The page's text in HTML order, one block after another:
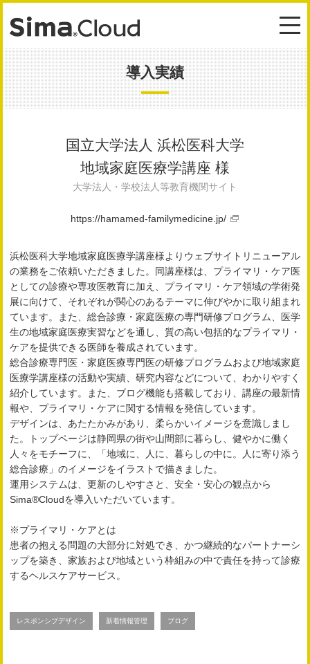
導入実績
国立大学法人 浜松医科大学
地域家庭医療学講座 様
大学法人・学校法人等教育機関サイト
https://hamamed-familymedicine.jp/
浜松医科大学地域家庭医療学講座様よりウェブサイトリニューアル
の業務をご依頼いただきました。同講座様は、プライマリ・ケア医
としての診療や専攻医教育に加え、プライマリ・ケア領域の学術発
展に向けて、それぞれが関心のあるテーマに伸びやかに取り組まれ
ています。また、総合診療・家庭医療の専門研修プログラム、医学
生の地域家庭医療実習などを通し、質の高い包括的なプライマリ・
ケアを提供できる医師を養成されています。
総合診療専門医・家庭医療専門医の研修プログラムおよび地域家庭
医療学講座様の活動や実績、研究内容などについて、わかりやすく
紹介しています。また、ブログ機能も搭載しており、講座の最新情
報や、プライマリ・ケアに関する情報を発信しています。
デザインは、あたたかみがあり、柔らかいイメージを意識しまし
た。トップページは静岡県の街や山間部に暮らし、健やかに働く
人々をモチーフに、「地域に、人に、暮らしの中に。人に寄り添う
総合診療」のイメージをイラストで描きました。
運用システムは、更新のしやすさと、安全・安心の観点から
Sima®Cloudを導入いただいています。
※プライマリ・ケアとは
患者の抱える問題の大部分に対処でき、かつ継続的なパートナーシ
ップを築き、家族および地域という枠組みの中で責任を持って診療
するヘルスケアサービス。
レスポンシブデザイン 新着情報管理 ブログ